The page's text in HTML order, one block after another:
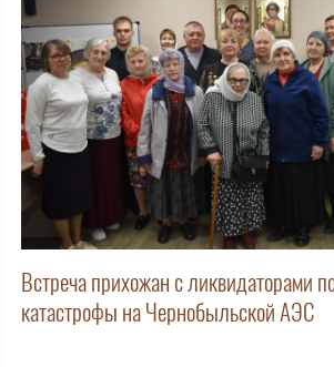
Встреча прихожан с ликвидаторами
катастрофы на Чернобыльской АЭС